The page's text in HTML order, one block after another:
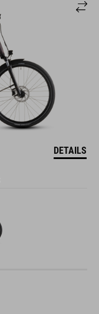
DETAILS